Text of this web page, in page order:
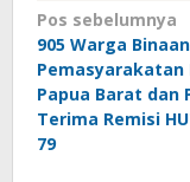
Navigasi
pos
Pos sebelumnya
905 Warga Binaan
Pemasyarakatan
Papua Barat dan
Terima Remisi
79